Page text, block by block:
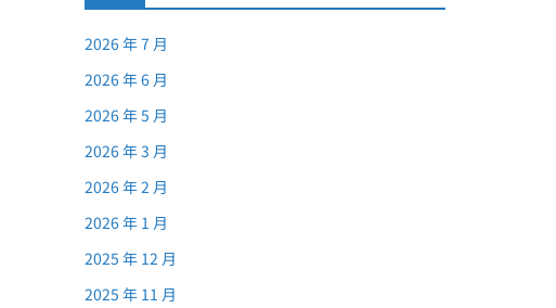
2026 年 7 月
2026 年 6 月
2026 年 5 月
2026 年 3 月
2026 年 2 月
2026 年 1 月
2025 年 12 月
2025 年 11 月